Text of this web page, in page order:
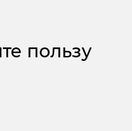
пользу